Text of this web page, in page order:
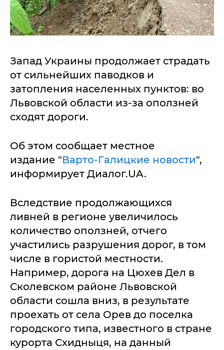
Запад Украины продолжает страдать
от сильнейших паводков и
затопления населенных пунктов: во
Львовской области из-за оползней
сходят дороги.
Об этом сообщает местное
издание "Варто-Галицкие новости",
информирует Диалог.UA.
Вследствие продолжающихся
ливней в регионе увеличилось
количество оползней, отчего
участились разрушения дорог, в том
числе в гористой местности.
Например, дорога на Цюхев Дел в
Сколевском районе Львовской
области сошла вниз, в результате
проехать от села Орев до поселка
городского типа, известного в стране
курорта Схидныця, на данный